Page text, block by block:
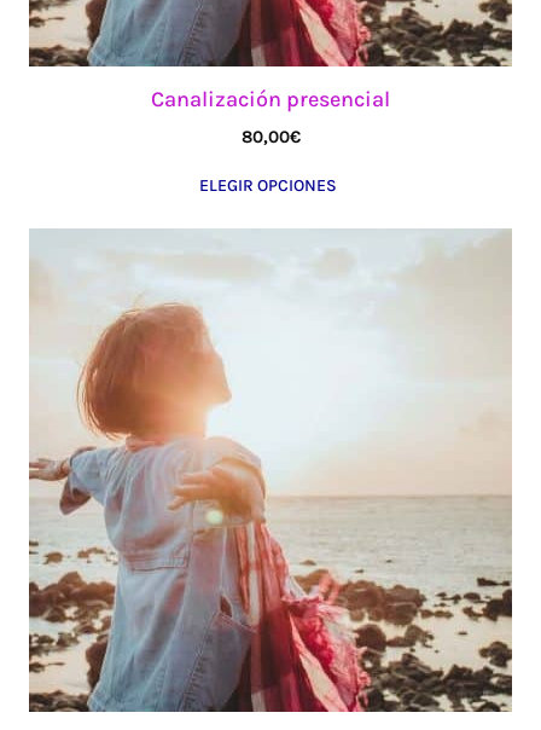
Canalización presencial
80,00€
ELEGIR OPCIONES
producto
producto
múltiples
variantes.
opciones
se
pueden
elegir
en
la
página
de
producto